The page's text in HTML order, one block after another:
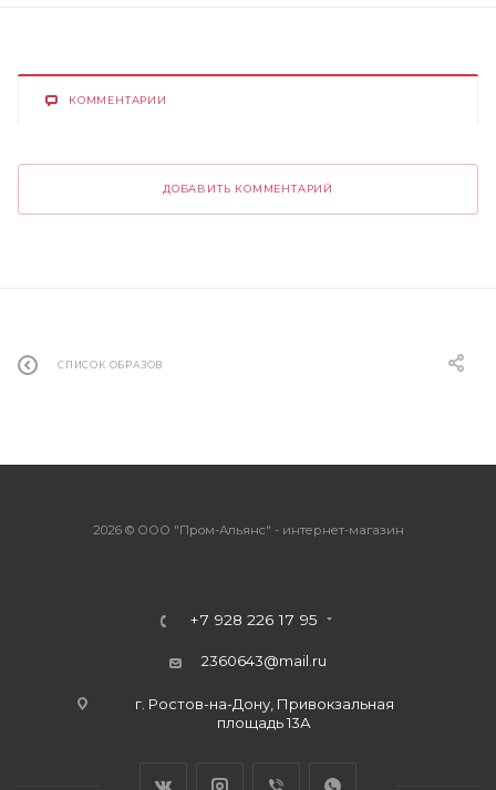
КОММЕНТАРИИ
ДОБАВИТЬ КОММЕНТАРИЙ
СПИСОК ОБРАЗОВ
2026 © ООО "Пром-Альянс" - интернет-магазин
+7 928 226 17 95
2360643@mail.ru
г. Ростов-на-Дону, Привокзальная
площадь 13А